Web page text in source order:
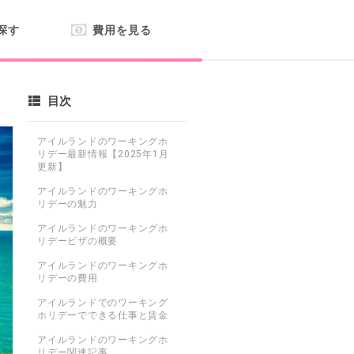
す 費用を見る
目次
アイルランドのワーキングホ
リデー最新情報【2025年1月
更新】
アイルランドのワーキングホ
リデーの魅力
アイルランドのワーキングホ
リデービザの概要
アイルランドのワーキングホ
リデーの費用
アイルランドでのワーキング
ホリデーでできる仕事と賃金
アイルランドのワーキングホ